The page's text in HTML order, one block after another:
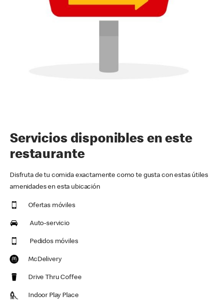
Servicios disponibles en este
restaurante
Disfruta de tu comida exactamente como te gusta con estas útiles
amenidades en esta ubicación
Ofertas móviles
Auto-servicio
Pedidos móviles
McDelivery
Drive Thru Coffee
Indoor Play Place